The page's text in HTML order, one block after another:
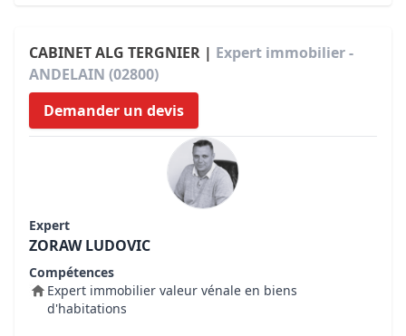
CABINET ALG TERGNIER | Expert immobilier -
ANDELAIN (02800)
Demander un devis
Expert
ZORAW LUDOVIC
Compétences
Expert immobilier valeur vénale en biens
d'habitations